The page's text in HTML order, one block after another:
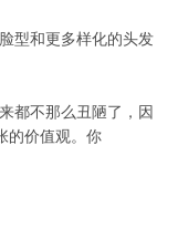
型和更多样化的头发
都不那么丑陋了，因
的价值观。你